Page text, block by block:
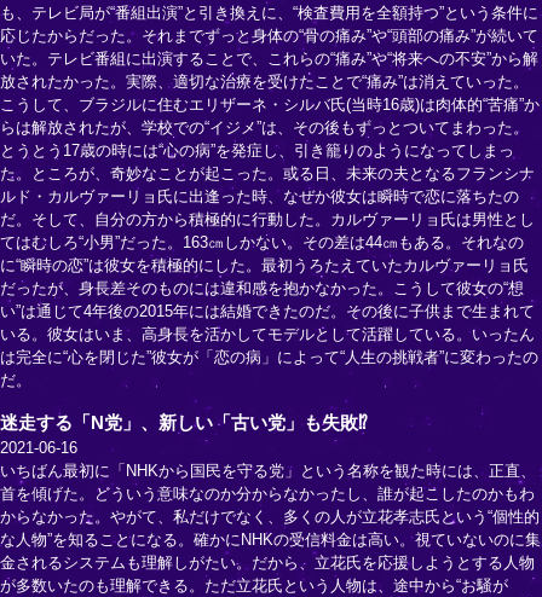
も、テレビ局が“番組出演”と引き換えに、“検査費用を全額持つ”という条件に
応じたからだった。それまでずっと身体の“骨の痛み”や“頭部の痛み”が続いて
いた。テレビ番組に出演することで、これらの“痛み”や“将来への不安”から解
放されたかった。実際、適切な治療を受けたことで“痛み”は消えていった。
こうして、ブラジルに住むエリザーネ・シルバ氏(当時16歳)は肉体的“苦痛”か
らは解放されたが、学校での“イジメ”は、その後もずっとついてまわった。
とうとう17歳の時には“心の病”を発症し、引き籠りのようになってしまっ
た。ところが、奇妙なことが起こった。或る日、未来の夫となるフランシナ
ルド・カルヴァーリョ氏に出逢った時、なぜか彼女は瞬時で恋に落ちたの
だ。そして、自分の方から積極的に行動した。カルヴァーリョ氏は男性とし
てはむしろ“小男”だった。163㎝しかない。その差は44㎝もある。それなの
に“瞬時の恋”は彼女を積極的にした。最初うろたえていたカルヴァーリョ氏
だったが、身長差そのものには違和感を抱かなかった。こうして彼女の“想
い”は通じて4年後の2015年には結婚できたのだ。その後に子供まで生まれて
いる。彼女はいま、高身長を活かしてモデルとして活躍している。いったん
は完全に“心を閉じた”彼女が「恋の病」によって“人生の挑戦者”に変わったの
だ。
迷走する「N党」、新しい「古い党」も失敗⁉
2021-06-16
いちばん最初に「NHKから国民を守る党」という名称を観た時には、正直、
首を傾げた。どういう意味なのか分からなかったし、誰が起こしたのかもわ
からなかった。やがて、私だけでなく、多くの人が立花孝志氏という“個性的
な人物”を知ることになる。確かにNHKの受信料金は高い。視ていないのに集
金されるシステムも理解しがたい。だから、立花氏を応援しようとする人物
が多数いたのも理解できる。ただ立花氏という人物は、途中から“お騒が